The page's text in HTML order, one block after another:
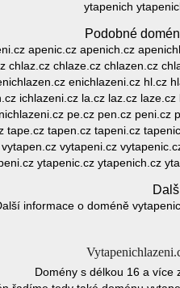
ytapenich
Podobné
apenic.cz apenich.cz
chlaz.cz chlaze.cz chlazen.cz
enichlazeni.cz hl.cz
ichlazeni.cz la.cz laz.cz
pe.cz pen.cz
tape.cz tapen.cz tapeni.cz
vytapeni.cz
ytapenic.cz ytapenich.cz
informace o doméně
Domény s délkou 16 a více